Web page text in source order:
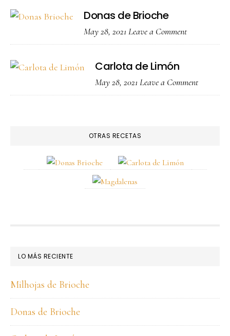
Donas de Brioche
May 28, 2021 Leave a Comment
Carlota de Limón
May 28, 2021 Leave a Comment
OTRAS RECETAS
FOOTER
LO MÁS RECIENTE
Milhojas de Brioche
Donas de Brioche